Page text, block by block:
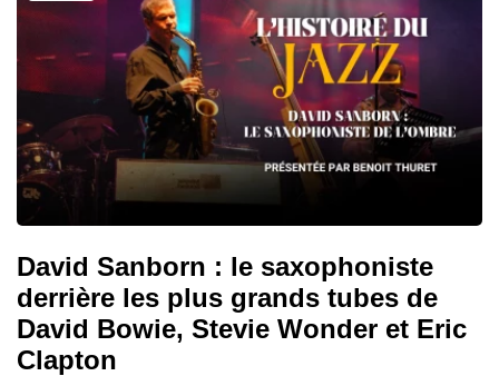
David Sanborn : le saxophoniste
derrière les plus grands tubes de
David Bowie, Stevie Wonder et Eric
Clapton